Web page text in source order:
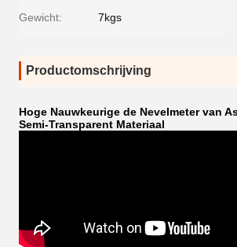
Gewicht: 7kgs
Productomschrijving
Hoge Nauwkeurige de Nevelmeter van
Semi-Transparent Materiaal